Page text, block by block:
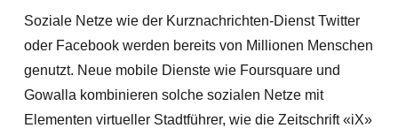
Soziale Netze wie der Kurznachrichten-Dienst Twitter
oder Facebook werden bereits von Millionen Menschen
genutzt. Neue mobile Dienste wie Foursquare und
Gowalla kombinieren solche sozialen Netze mit
Elementen virtueller Stadtführer, wie die Zeitschrift «iX»